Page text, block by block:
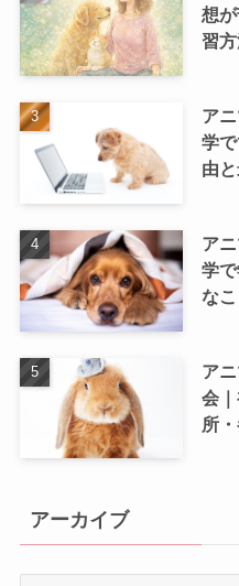
想
習
ア
学
由
ア
学
なこ
ア
会
所
アーカイブ